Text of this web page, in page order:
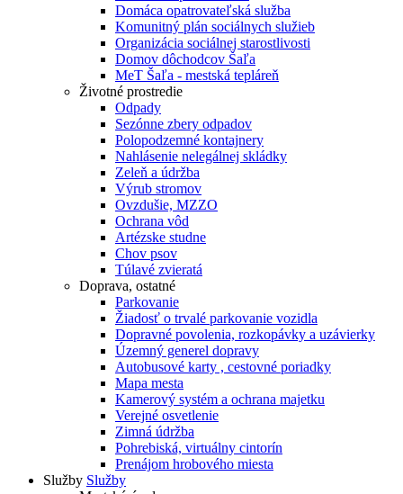
Domáca opatrovateľská služba
Komunitný plán sociálnych služieb
Organizácia sociálnej starostlivosti
Domov dôchodcov Šaľa
MeT Šaľa - mestská tepláreň
Životné prostredie
Odpady
Sezónne zbery odpadov
Polopodzemné kontajnery
Nahlásenie nelegálnej skládky
Zeleň a údržba
Výrub stromov
Ovzdušie, MZZO
Ochrana vôd
Artézske studne
Chov psov
Túlavé zvieratá
Doprava, ostatné
Parkovanie
Žiadosť o trvalé parkovanie vozidla
Dopravné povolenia, rozkopávky a uzávierky
Územný generel dopravy
Autobusové karty , cestovné poriadky
Mapa mesta
Kamerový systém a ochrana majetku
Verejné osvetlenie
Zimná údržba
Pohrebiská, virtuálny cintorín
Prenájom hrobového miesta
Služby Služby